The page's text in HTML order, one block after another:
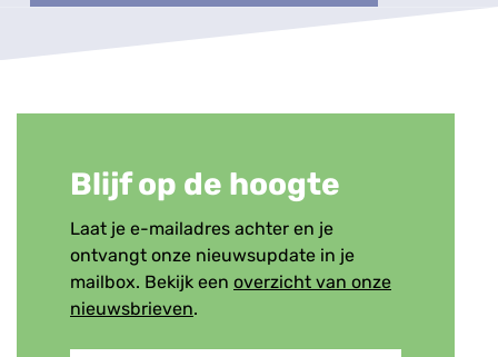
Blijf op de hoogte
Laat je e-mailadres achter en je
ontvangt onze nieuwsupdate in je
mailbox. Bekijk een overzicht van onze
nieuwsbrieven.